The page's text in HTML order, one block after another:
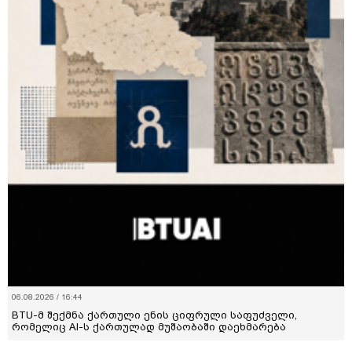
06.08.2026 / 16:44
BTU-მ შექმნა ქართული ენის ციფრული საფუძველი,
რომელიც AI-ს ქართულად მუშაობაში დაეხმარება